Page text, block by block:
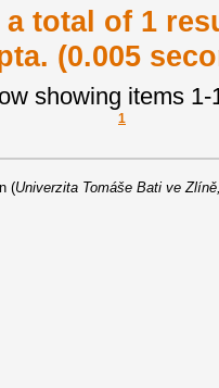
total of 1
(0.005
showing items 1-
1
(Univerzita Tomáše Bati ve